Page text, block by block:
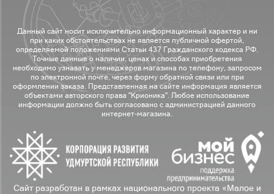
Данный сайт носит исключительно информационный характер и ни
при каких обстоятельствах не является публичной офертой,
определяемой положениями Статьи 437 Гражданского кодекса РФ.
Точные данные о наличии, ценах и способах приобретения
необходимо узнавать у менеджеров магазина по телефону, запросом
по электронной почте, через форму обратной связи или при
оформлении заказа. Представленная на сайте информация является
объектами авторского права "Крионика". Любое использование
информации должно быть согласовано с администрацией данного
интернет-магазина.
Сайт разработан в рамках национального проекта «Малое и